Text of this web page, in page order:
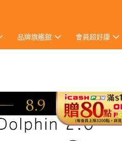
品牌旗艦館 會員超好康